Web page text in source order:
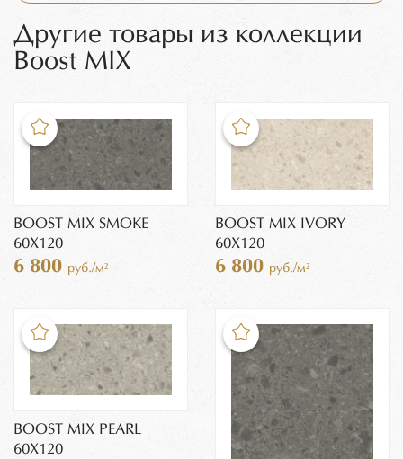
Другие товары из коллекции
Boost MIX
BOOST MIX SMOKE
60X120
6 800 руб./м²
BOOST MIX IVORY
60X120
6 800 руб./м²
BOOST MIX PEARL
60X120